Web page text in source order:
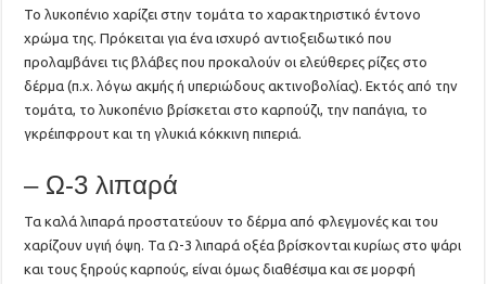
Το λυκοπένιο χαρίζει στην τομάτα το χαρακτηριστικό έντονο
χρώμα της. Πρόκειται για ένα ισχυρό αντιοξειδωτικό που
προλαμβάνει τις βλάβες που προκαλούν οι ελεύθερες ρίζες στο
δέρμα (π.χ. λόγω ακμής ή υπεριώδους ακτινοβολίας). Εκτός από την
τομάτα, το λυκοπένιο βρίσκεται στο καρπούζι, την παπάγια, το
γκρέιπφρουτ και τη γλυκιά κόκκινη πιπεριά.
– Ω-3 λιπαρά
Τα καλά λιπαρά προστατεύουν το δέρμα από φλεγμονές και του
χαρίζουν υγιή όψη. Τα Ω-3 λιπαρά οξέα βρίσκονται κυρίως στο ψάρι
και τους ξηρούς καρπούς, είναι όμως διαθέσιμα και σε μορφή